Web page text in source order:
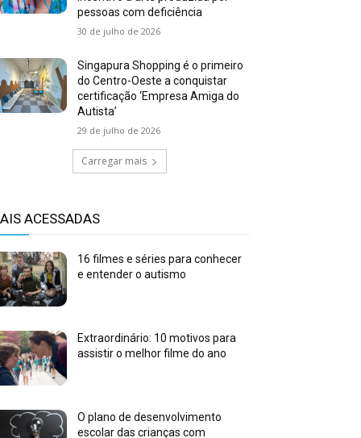
pessoas com deficiência
30 de julho de 2026
Singapura Shopping é o primeiro
do Centro-Oeste a conquistar
certificação ‘Empresa Amiga do
Autista’
29 de julho de 2026
Carregar mais
ACESSADAS
16 filmes e séries para conhecer
e entender o autismo
Extraordinário: 10 motivos para
assistir o melhor filme do ano
O plano de desenvolvimento
escolar das crianças com